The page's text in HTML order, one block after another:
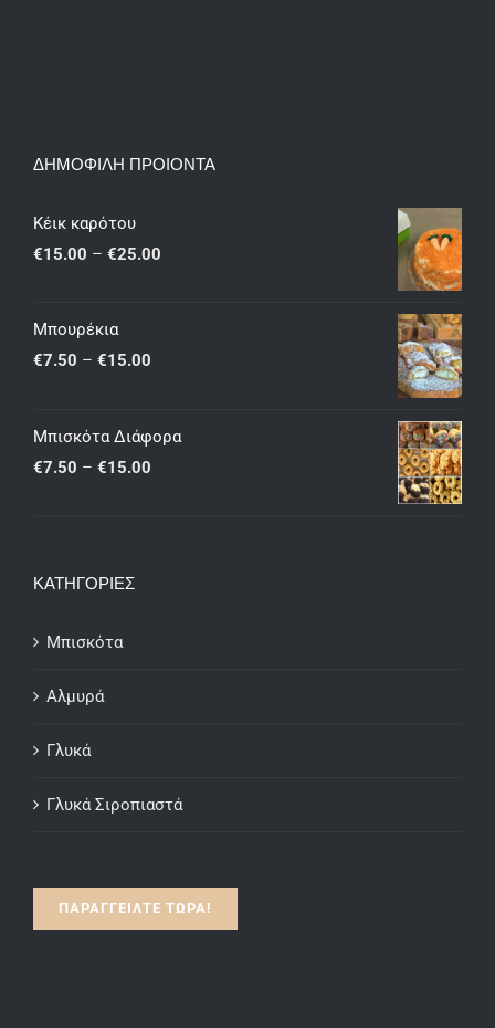
ΔΗΜΟΦΙΛΗ ΠΡΟΙΟΝΤΑ
Κέικ καρότου
€15.00 – €25.00
Μπουρέκια
€7.50 – €15.00
Μπισκότα Διάφορα
€7.50 – €15.00
ΚΑΤΗΓΟΡΙΕΣ
Μπισκότα
Αλμυρά
Γλυκά
Γλυκά Σιροπιαστά
ΠΑΡΑΓΓΕΙΛΤΕ ΤΩΡΑ!